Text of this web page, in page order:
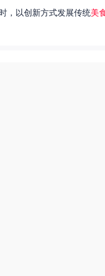
，以创新方式发展传统美